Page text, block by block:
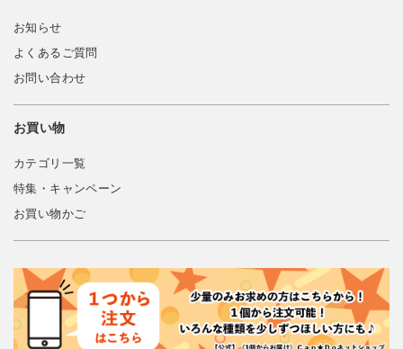
お知らせ
よくあるご質問
お問い合わせ
お買い物
カテゴリ一覧
特集・キャンペーン
お買い物かご